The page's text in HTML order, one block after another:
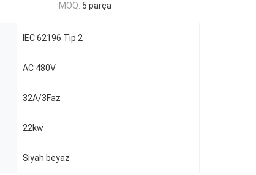
MOQ: 5 parça
IEC 62196 Tip 2
AC 480V
32A/3Faz
22kw
Siyah beyaz